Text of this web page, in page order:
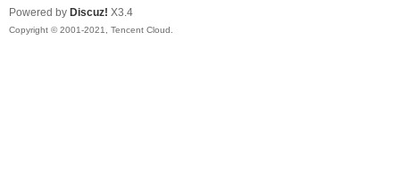
Powered by Discuz! X3.4
Copyright © 2001-2021, Tencent Cloud.